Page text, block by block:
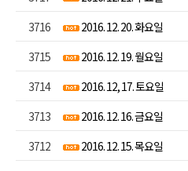
3716
2016. 12. 20. 화요일
3715
2016. 12. 19. 월요일
3714
2016. 12, 17. 토요일
3713
2016. 12. 16. 금요일
3712
2016. 12. 15. 목요일